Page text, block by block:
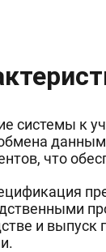
системы к
что
и